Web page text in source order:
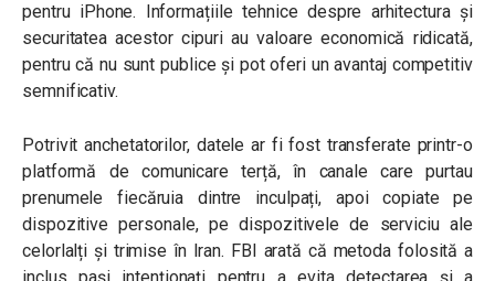
pentru iPhone. Informațiile tehnice despre arhitectura și
securitatea acestor cipuri au valoare economică ridicată,
pentru că nu sunt publice și pot oferi un avantaj competitiv
semnificativ.
Potrivit anchetatorilor, datele ar fi fost transferate printr-o
platformă de comunicare terță, în canale care purtau
prenumele fiecăruia dintre inculpați, apoi copiate pe
dispozitive personale, pe dispozitivele de serviciu ale
celorlalți și trimise în Iran. FBI arată că metoda folosită a